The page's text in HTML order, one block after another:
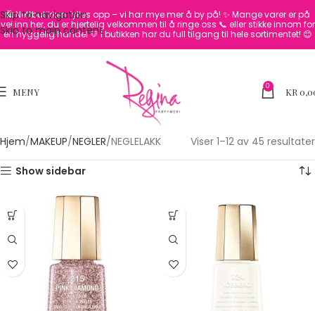
Skip to navigation
Skip to main content
🛍️ Nettbutikken fylles opp – vi har mye mer å by på! ✨ Mange varer er på
vei inn her, du er hjertelig velkommen til å ringe oss 📞 eller stikke innom for
en hyggelig handel 💛I butikken har du full tilgang til hele sortimentet! 😊
MENY 0 KR
Hjem MAKEUP NEGLER NEGLELAKK Viser 1–12 av 45 resultater
Show sidebar